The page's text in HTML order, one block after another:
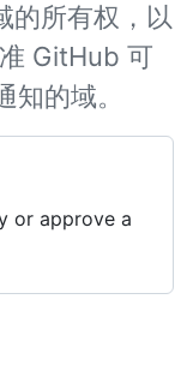
的所有权，以
GitHub 可
的域。
or approve a